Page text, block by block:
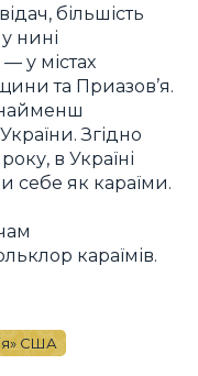
більшість
нині
у містах
та Приазов’я.
Згідно
в Україні
себе як караїми.
караїмів.
США